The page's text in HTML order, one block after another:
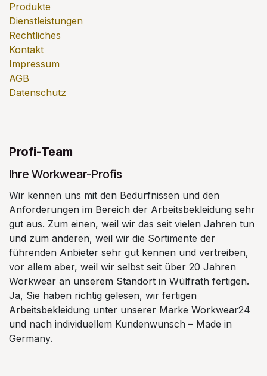
Produkte
Dienstleistungen
Rechtliches
Kontakt
Impressum
AGB
Datenschutz
Profi-Team
Ihre Workwear-Profis
Wir kennen uns mit den Bedürfnissen und den
Anforderungen im Bereich der Arbeitsbekleidung sehr
gut aus. Zum einen, weil wir das seit vielen Jahren tun
und zum anderen, weil wir die Sortimente der
führenden Anbieter sehr gut kennen und vertreiben,
vor allem aber, weil wir selbst seit über 20 Jahren
Workwear an unserem Standort in Wülfrath fertigen.
Ja, Sie haben richtig gelesen, wir fertigen
Arbeitsbekleidung unter unserer Marke Workwear24
und nach individuellem Kundenwunsch – Made in
Germany.